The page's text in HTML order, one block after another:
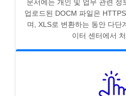
문서에는 개인 및 업무 관련 정
업로드된 DOCM 파일은
며, XLS로 변환하는 동안 다단
이터 센터에서